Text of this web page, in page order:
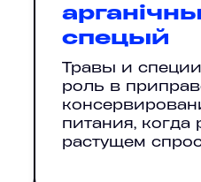
спецый
Травы и
роль в
питания, когда
растущем